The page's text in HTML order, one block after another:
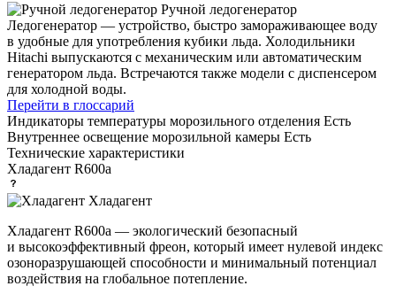
Ручной ледогенератор
Ледогенератор — устройство, быстро замораживающее воду
в удобные для употребления кубики льда. Холодильники
Hitachi выпускаются с механическим или автоматическим
генератором льда. Встречаются также модели с диспенсером
для холодной воды.
Перейти в глоссарий
Индикаторы температуры морозильного отделения Есть
Внутреннее освещение морозильной камеры Есть
Технические характеристики
Хладагент R600a
Хладагент
Хладагент R600a — экологический безопасный
и высокоэффективный фреон, который имеет нулевой индекс
озоноразрушающей способности и минимальный потенциал
воздействия на глобальное потепление.